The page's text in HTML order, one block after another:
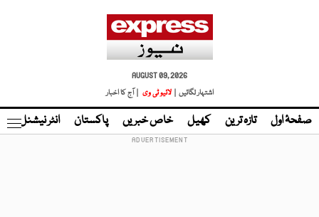
AUGUST 09, 2026
اشتہار لگائیں |
لائیو ٹی وی | آج کا اخبار
صفحۂ اول تازہ ترین کھیل خاص خبریں پاکستان انٹر نیشنل